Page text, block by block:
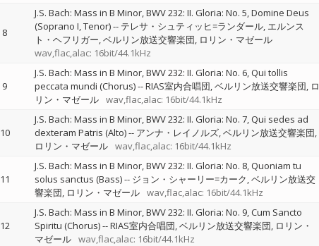
8
J.S. Bach: Mass in B Minor, BWV 232: II. Gloria: No. 5, Domine Deus
(Soprano I, Tenor)-- テレサ・シュティッヒ=ランダール エルンス
ト・ヘフリガー ベルリン放送交響楽団 ロリン・マゼール
wav,flac,alac: 16bit/44.1kHz
9
J.S. Bach: Mass in B Minor, BWV 232: II. Gloria: No. 6, Qui tollis
peccata mundi (Chorus)--RIAS室内合唱団 ベルリン放送交響楽団 ロ
リン・マゼール wav,flac,alac: 16bit/44.1kHz
10
J.S. Bach: Mass in B Minor, BWV 232: II. Gloria: No. 7, Qui sedes ad
dexteram Patris (Alto)-- アンナ・レイノルズ ベルリン放送交響楽団
ロリン・マゼール wav,flac,alac: 16bit/44.1kHz
11
J.S. Bach: Mass in B Minor, BWV 232: II. Gloria: No. 8, Quoniam tu
solus sanctus (Bass)-- ジョン・シャーリー=カーク ベルリン放送交
響楽団 ロリン・マゼール wav,flac,alac: 16bit/44.1kHz
12
J.S. Bach: Mass in B Minor, BWV 232: II. Gloria: No. 9, Cum Sancto
Spiritu (Chorus)--RIAS室内合唱団 ベルリン放送交響楽団 ロリン・
マゼール wav,flac,alac: 16bit/44.1kHz